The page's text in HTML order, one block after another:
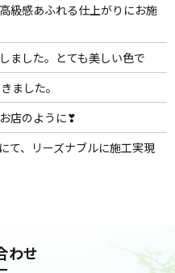
級感あふれる仕上がりにお施
ました。とても美しい色で
ました。
店のように❣
て、リーズナブルに施工実現
わせ